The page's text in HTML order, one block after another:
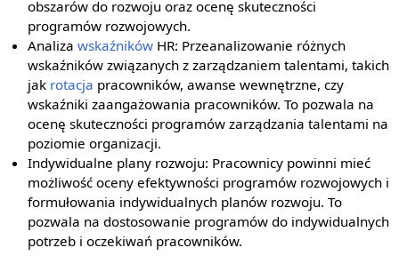
obszarów do rozwoju oraz ocenę skuteczności
programów rozwojowych.
Analizawskaźników HR: Przeanalizowanie różnych
wskaźników związanych z zarządzaniem talentami, takich
jak rotacja pracowników, awanse wewnętrzne, czy
wskaźniki zaangażowania pracowników. To pozwala na
ocenę skuteczności programów zarządzania talentami na
poziomie organizacji.
Indywidualne plany rozwoju: Pracownicy powinni mieć
możliwość oceny efektywności programów rozwojowych i
formułowania indywidualnych planów rozwoju. To
pozwala na dostosowanie programów do indywidualnych
potrzeb i oczekiwań pracowników.